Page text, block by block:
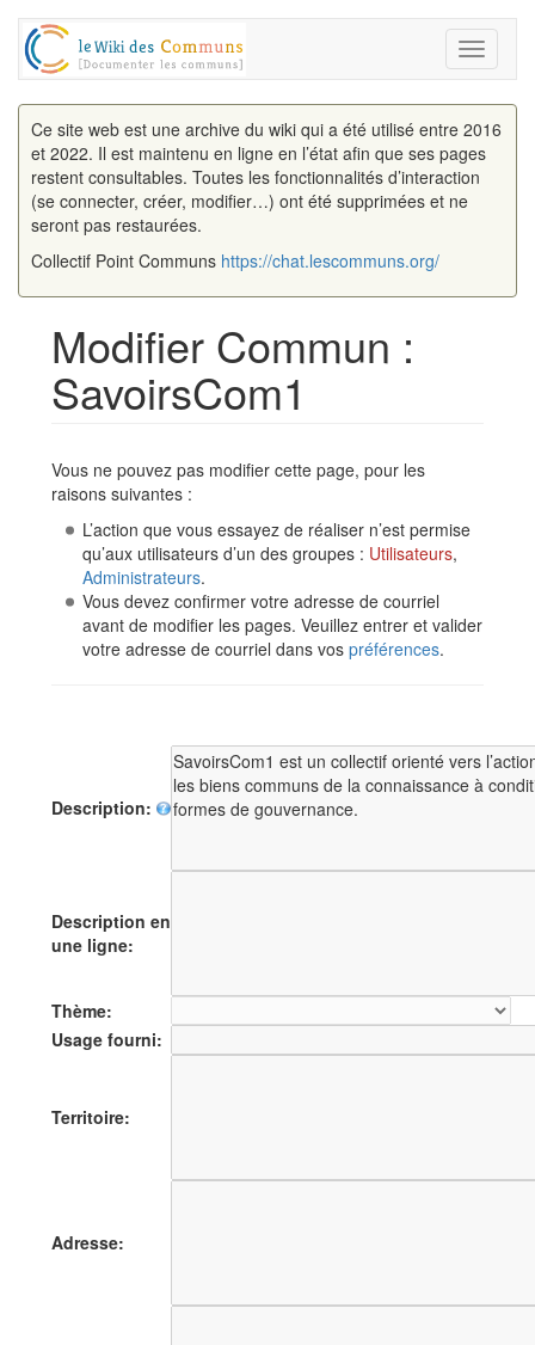
Toggle
Ce site web est une archive du wiki qui a été utilisé entre 2016
et 2022. Il est maintenu en ligne en l’état afin que ses pages
restent consultables. Toutes les fonctionnalités d’interaction
(se connecter, créer, modifier…) ont été supprimées et ne
seront pas restaurées.
Collectif Point Communs https://chat.lescommuns.org/
Modifier Commun :
SavoirsCom1
Vous ne pouvez pas modifier cette page, pour les
raisons suivantes :
L’action que vous essayez de réaliser n’est permise
qu’aux utilisateurs d’un des groupes : Utilisateurs,
Administrateurs.
Vous devez confirmer votre adresse de courriel
avant de modifier les pages. Veuillez entrer et valider
votre adresse de courriel dans vos préférences.
Description:
Description en
une ligne:
Thème:
Usage fourni:
Territoire:
Adresse: